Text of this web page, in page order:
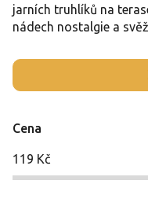
jarních truhlíků na
nádech nostalgie a
Cena
119 Kč
V
ý
s
p